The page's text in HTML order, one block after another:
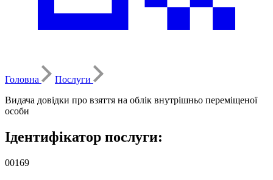
Головна
Послуги
Видача довідки про взяття на облік внутрішньо переміщеної
особи
Ідентифікатор послуги:
00169